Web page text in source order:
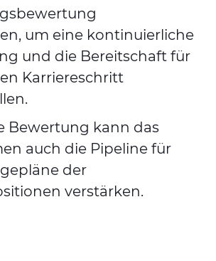
um eine kontinuierliche
und die Bereitschaft für
Karriereschritt
Bewertung kann das
auch die Pipeline für
der
verstärken.